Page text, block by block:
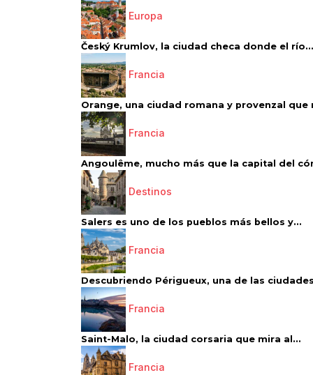
Europa
Český Krumlov, la ciudad checa donde el río...
Francia
Orange, una ciudad romana y provenzal que
Francia
Angoulême, mucho más que la capital del
Destinos
Salers es uno de los pueblos más bellos y...
Francia
Descubriendo Périgueux, una de las
Francia
Saint-Malo, la ciudad corsaria que mira al...
Francia